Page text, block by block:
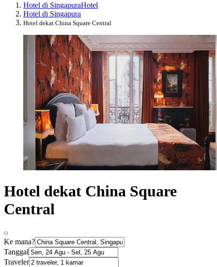
Hotel di SingapuraHotel
Hotel di Singapura
Hotel dekat China Square Central
Hotel dekat China Square
Central
Ke mana?
Tanggal
Traveler